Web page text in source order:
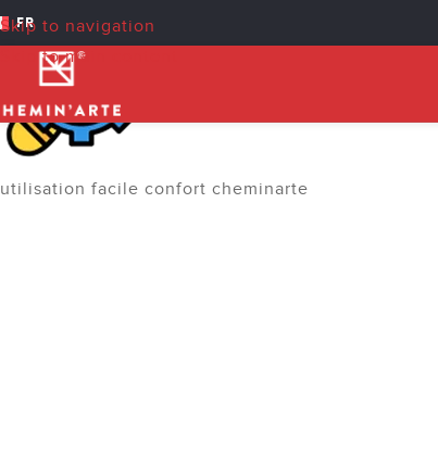
Skip to navigation
Skip to main content
FR
utilisation facile confort cheminarte